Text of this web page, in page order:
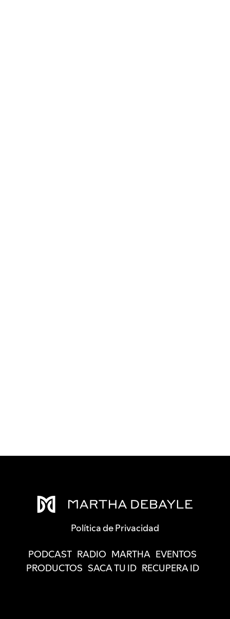
Política de Privacidad
PODCAST RADIO MARTHA EVENTOS
PRODUCTOS SACA TU ID RECUPERA ID